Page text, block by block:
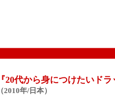
『20代から身につけたいド
（2010年/日本）